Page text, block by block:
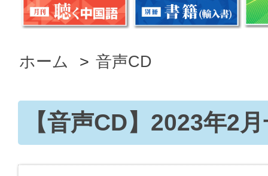
ホーム > 音声CD
【音声CD】2023年2